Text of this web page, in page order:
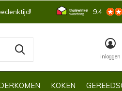
KOKEN
inloggen
9.4